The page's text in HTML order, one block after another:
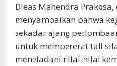
Dieas Mahendra
menyampaikan bahwa
sekadar ajang
untuk mempererat tali
meneladani nilai-nilai